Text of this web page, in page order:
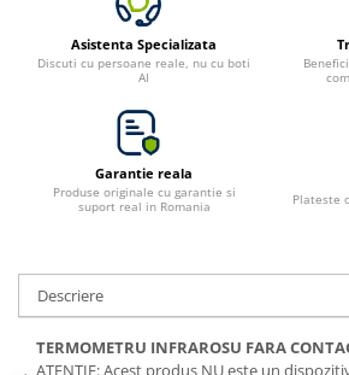
Asistenta Specializata
Discuti cu persoane reale, nu cu boti
AI
Garantie reala
Produse originale cu garantie si
suport real in Romania
Plateste
Descriere
TERMOMETRU INFRAROSU FARA
ATENTIE: Acest produs NU este un